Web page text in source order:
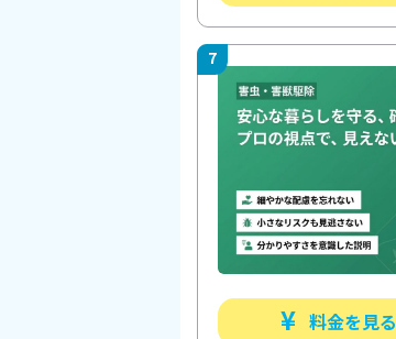
7
¥ 料金を見る